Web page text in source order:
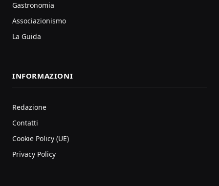
Gastronomia
Associazionismo
La Guida
INFORMAZIONI
Redazione
Contatti
Cookie Policy (UE)
Privacy Policy